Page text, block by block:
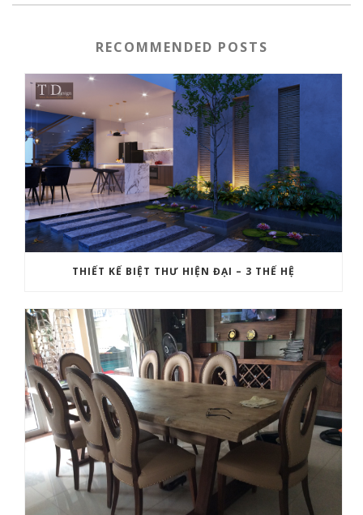
RECOMMENDED POSTS
THIẾT KẾ BIỆT THƯ HIỆN ĐẠI – 3 THẾ HỆ